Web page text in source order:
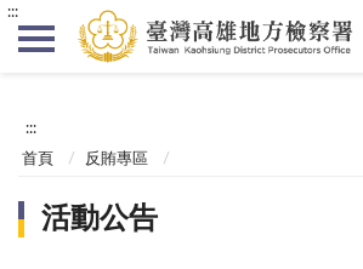
:::
:::
首頁 反賄專區
活動公告